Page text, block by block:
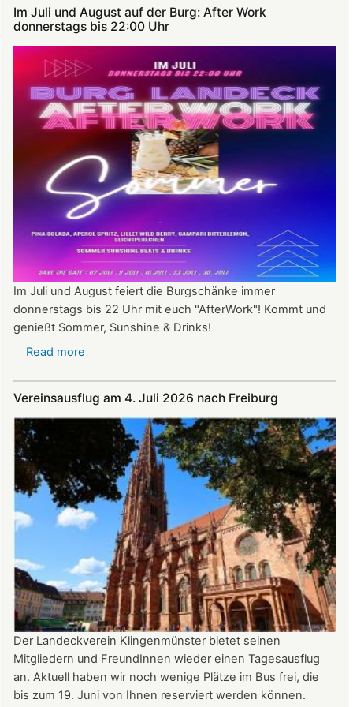
Im Juli und August auf der Burg: After Work
donnerstags bis 22:00 Uhr
Im Juli und August feiert die Burgschänke immer
donnerstags bis 22 Uhr mit euch "AfterWork"! Kommt und
genießt Sommer, Sunshine & Drinks!
Read more
und
August
der
Burg:
After
Work
donnerstags
22:00
Uhr
Vereinsausflug am 4. Juli 2026 nach Freiburg
Der Landeckverein Klingenmünster bietet seinen
Mitgliedern und FreundInnen wieder einen Tagesausflug
an. Aktuell haben wir noch wenige Plätze im Bus frei, die
bis zum 19. Juni von Ihnen reserviert werden können.